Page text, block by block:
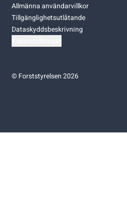
Allmänna användarvillkor
Tillgänglighetsutlåtande
Dataskyddsbeskrivning
©Forststyrelsen 2026